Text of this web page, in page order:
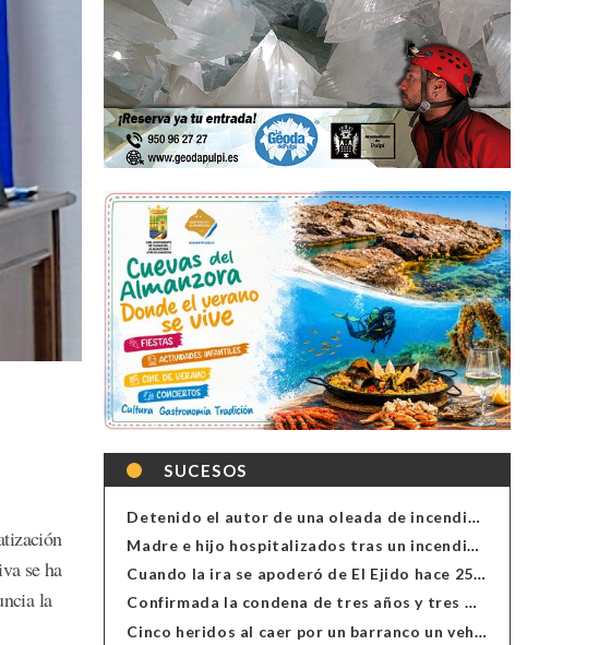
se ha
la
SUCESOS
Detenido el autor de una oleada de incendios de contenedores en Almería
Madre e hijo hospitalizados tras un incendio en la cocina de una vivienda en Almería
Cuando la ira se apoderó de El Ejido hace 25 años
Confirmada la condena de tres años y tres meses al hombre de Antas acusado de xenofobia
Cinco heridos al caer por un barranco un vehículo en Alcolea